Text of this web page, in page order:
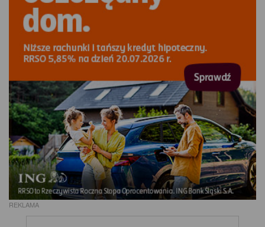
REKLAMA